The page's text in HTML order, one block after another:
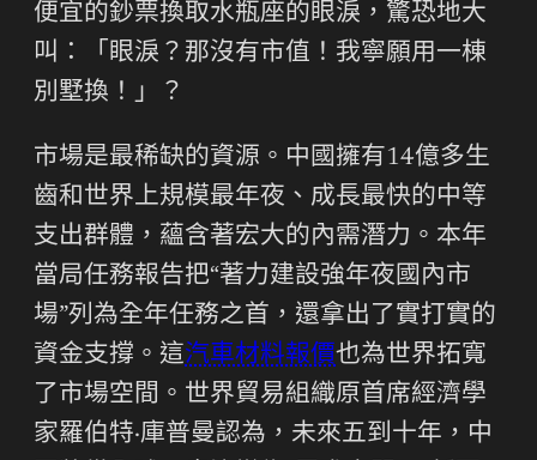
便宜的鈔票換取水瓶座的眼淚，驚恐地大
叫：「眼淚？那沒有市值！我寧願用一棟
別墅換！」？
市場是最稀缺的資源。中國擁有14億多生
齒和世界上規模最年夜、成長最快的中等
支出群體，蘊含著宏大的內需潛力。本年
當局任務報告把“著力建設強年夜國內市
場”列為全年任務之首，還拿出了實打實的
資金支撐。這汽車材料報價也為世界拓寬
了市場空間。世界貿易組織原首席經濟學
家羅伯特·庫普曼認為，未來五到十年，中